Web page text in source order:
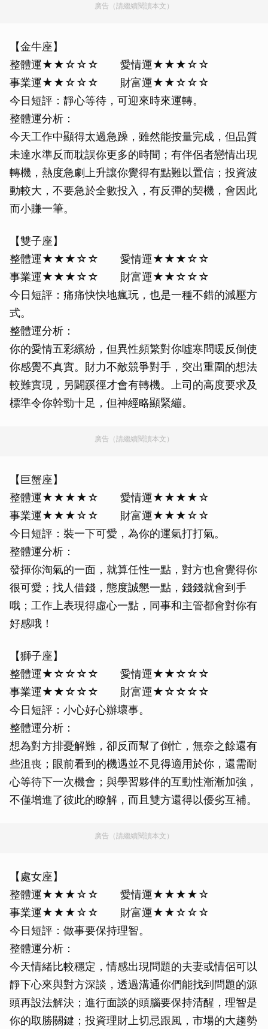
廣告（請繼續閱讀本文）
【金牛座】
整體運★★☆☆☆ 愛情運★★★☆☆
事業運★★☆☆☆ 財富運★★☆☆☆
今日短評：靜心等待，可迎來時來運轉。
整體運分析：
今天工作中顯得太過急躁，雖然能按量完成，但品質
未達水準反而耽誤你更多的時間；有伴侶者戀情出現
轉機，熱度急劇上升讓你覺得有點難以置信；投資波
動較大，不要急於全數投入，有反彈的契機，會因此
而小賺一筆。
【雙子座】
整體運★★★☆☆ 愛情運★★★☆☆
事業運★★★☆☆ 財富運★★☆☆☆
今日短評：痛痛快快地瘋玩，也是一種不錯的減壓方
式。
整體運分析：
你的愛情五彩繽紛，但異性頻繁對你噓寒問暖反倒使
你感覺不真實。財力不敵競爭對手，突出重圍的想法
較難實現，另闢蹊徑才會有轉機。上司的高度要求及
標準令你幹勁十足，但神經略顯緊繃。
廣告（請繼續閱讀本文）
【巨蟹座】
整體運★★★★☆ 愛情運★★★★☆
事業運★★★☆☆ 財富運★★★☆☆
今日短評：裝一下可愛，為你的運氣打打氣。
整體運分析：
發揮你淘氣的一面，就算任性一點，對方也會覺得你
很可愛；找人借錢，態度誠懇一點，錢錢就會到手
哦；工作上表現得虛心一點，同事和主管都會對你有
好感哦！
【獅子座】
整體運★☆☆☆☆ 愛情運★★☆☆☆
事業運★★☆☆☆ 財富運★☆☆☆☆
今日短評：小心好心辦壞事。
整體運分析：
想為對方排憂解難，卻反而幫了倒忙，無奈之餘還有
些沮喪；眼前看到的機遇並不見得適用於你，還需耐
心等待下一次機會；與學習夥伴的互動性漸漸加強，
不僅增進了彼此的瞭解，而且雙方還得以優劣互補。
廣告（請繼續閱讀本文）
【處女座】
整體運★★★☆☆ 愛情運★★★★☆
事業運★★★☆☆ 財富運★★☆☆☆
今日短評：做事要保持理智。
整體運分析：
今天情緒比較穩定，情感出現問題的夫妻或情侶可以
靜下心來與對方深談，透過溝通你們能找到問題的源
頭再設法解決；進行面談的頭腦要保持清醒，理智是
你的取勝關鍵；投資理財上切忌跟風，市場的大趨勢